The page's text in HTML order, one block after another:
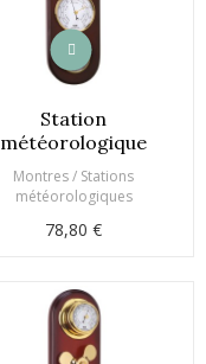
Station
météorologique
Montres / Stations
météorologiques
78,80 €